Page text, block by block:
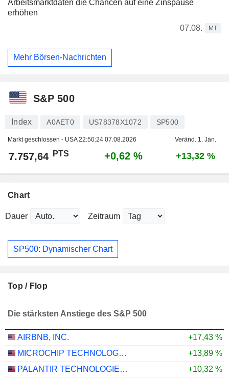
Arbeitsmarktdaten die Chancen auf eine Zinspause
erhöhen
07.08.
MT
Mehr Börsen-Nachrichten
S&P 500
Index A0AET0 US78378X1072 SP500
Markt geschlossen - USA22:50:24 07.08.2026 Veränd. 1. Jan.
7.757,64 PTS +0,62 % +13,32 %
Chart
Dauer Zeitraum
SP500: Dynamischer Chart
Top / Flop
Die stärksten Anstiege des S&P 500
AIRBNB, INC.
+17,43 %
MICROCHIP TECHNOLOGY INCORPORATED
+13,89 %
PALANTIR TECHNOLOGIES INC.
+10,32 %